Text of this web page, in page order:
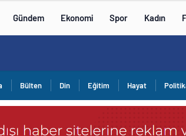
Gündem Ekonomi Spor Kadın
Bülten Din Eğitim Hayat